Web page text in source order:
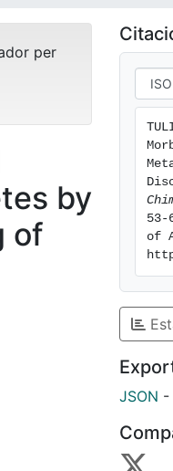
per
by
of
53-
of
JSON -